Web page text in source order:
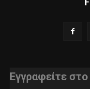
Εγγραφείτε